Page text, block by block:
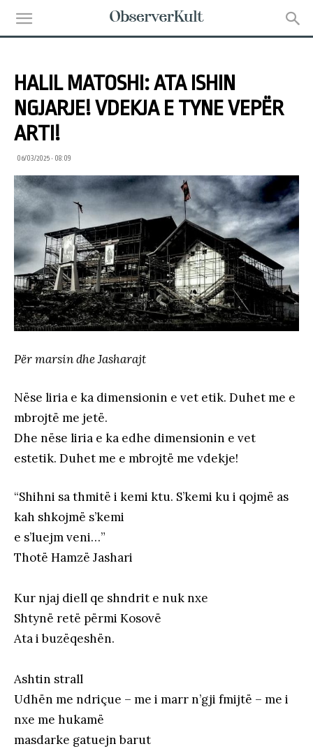
HALIL MATOSHI: ATA ISHIN
NGJARJE! VDEKJA E TYNE VEPËR
ARTI!
06/03/2025 • 08:09
Për marsin dhe Jasharajt
Nëse liria e ka dimensionin e vet etik. Duhet me e
mbrojtë me jetë.
Dhe nëse liria e ka edhe dimensionin e vet
estetik. Duhet me e mbrojtë me vdekje!
“Shihni sa thmitë i kemi ktu. S’kemi ku i qojmë as
kah shkojmë s’kemi
e s’luejm veni…”
Thotë Hamzë Jashari
Kur njaj diell qe shndrit e nuk nxe
Shtynë retë përmi Kosovë
Ata i buzëqeshën.
Ashtin strall
Udhën me ndriçue – me i marr n’gji fmijtë – me i
nxe me hukamë
masdarke gatuejn barut